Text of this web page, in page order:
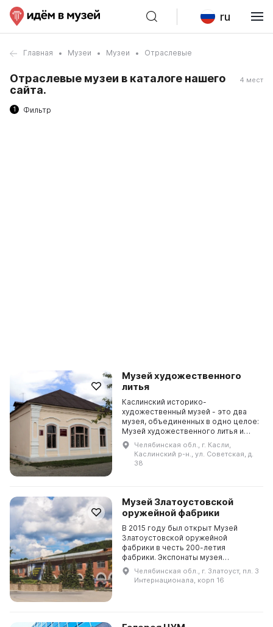
ru
Главная Музеи Музеи Отраслевые
Отраслевые музеи в каталоге нашего
сайта.
4 мест
1 Фильтр
Музей художественного
литья
Каслинский историко-
художественный музей - это два
музея, объединенных в одно целое:
Музей художественного литья и
Дом-музей скульптора А. В.
Чиркина. В первом представлена
уникальная коллекция чугунн...
Челябинская обл., г. Касли,
Каслинский р-н., ул. Советская, д.
38
Музей Златоустовской
оружейной фабрики
В 2015 году был открыт Музей
Златоустовской оружейной
фабрики в честь 200-летия
фабрики. Экспонаты музея
представляют собой уникальное
украшенное холодное оружие
мастеров первой половины XIX
Челябинская обл., г. Златоуст, пл. 3
Интернационала, корп 16